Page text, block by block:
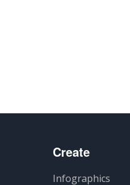
Create
Infographics